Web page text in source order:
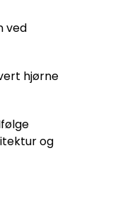
ved
hjørne
og